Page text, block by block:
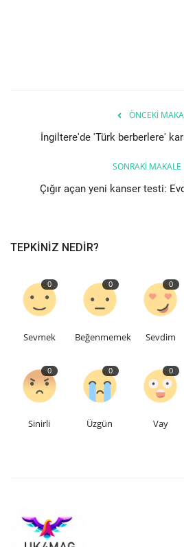
Hakkımızda
İletişim
ÖNCEKI
İngiltere'de 'Türk berberlere'
SONRAKI MAKALE
Çığır açan yeni kanser testi:
TEPKINIZ NEDIR?
0
Sevmek
0
Beğenmemek
0
Sevdim
0
Sinirli
0
Üzgün
0
Vay